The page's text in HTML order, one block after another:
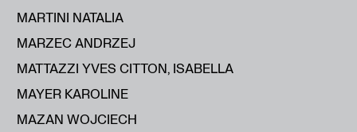
MARTINI NATALIA
MARZEC ANDRZEJ
MATTAZZI YVES CITTON, ISABELLA
MAYER KAROLINE
MAZAN WOJCIECH